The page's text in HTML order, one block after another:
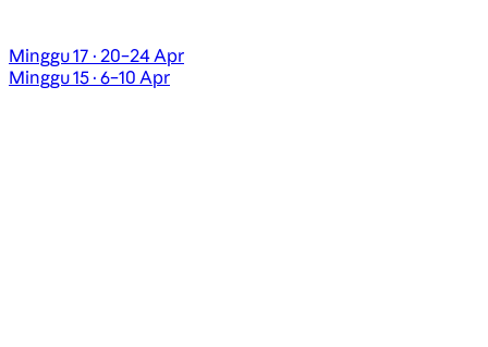
Minggu 17 · 20–24 Apr
Minggu 15 · 6–10 Apr